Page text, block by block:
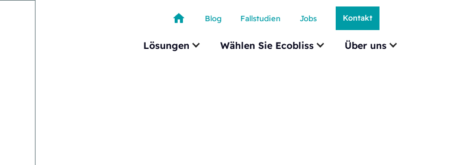
Lösungen Wählen Sie Ecobliss Über uns
Blog Fallstudien Jobs Kontakt